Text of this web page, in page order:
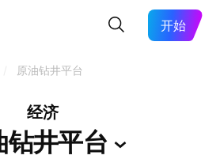
开始
原油钻井平台
经济
钻井平台